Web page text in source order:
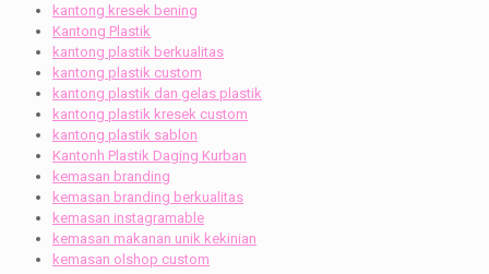
kantong kresek bening
Kantong Plastik
kantong plastik berkualitas
kantong plastik custom
kantong plastik dan gelas plastik
kantong plastik kresek custom
kantong plastik sablon
Kantonh Plastik Daging Kurban
kemasan branding
kemasan branding berkualitas
kemasan instagramable
kemasan makanan unik kekinian
kemasan olshop custom